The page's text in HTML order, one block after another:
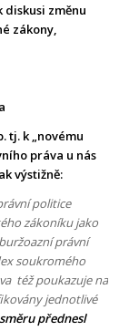
změnu
zákony,
tj. k „novému
práva u nás
výstižně:
politice
zákoníku jako
právní
soukromého
též poukazuje na
jednotlivé
přednesl